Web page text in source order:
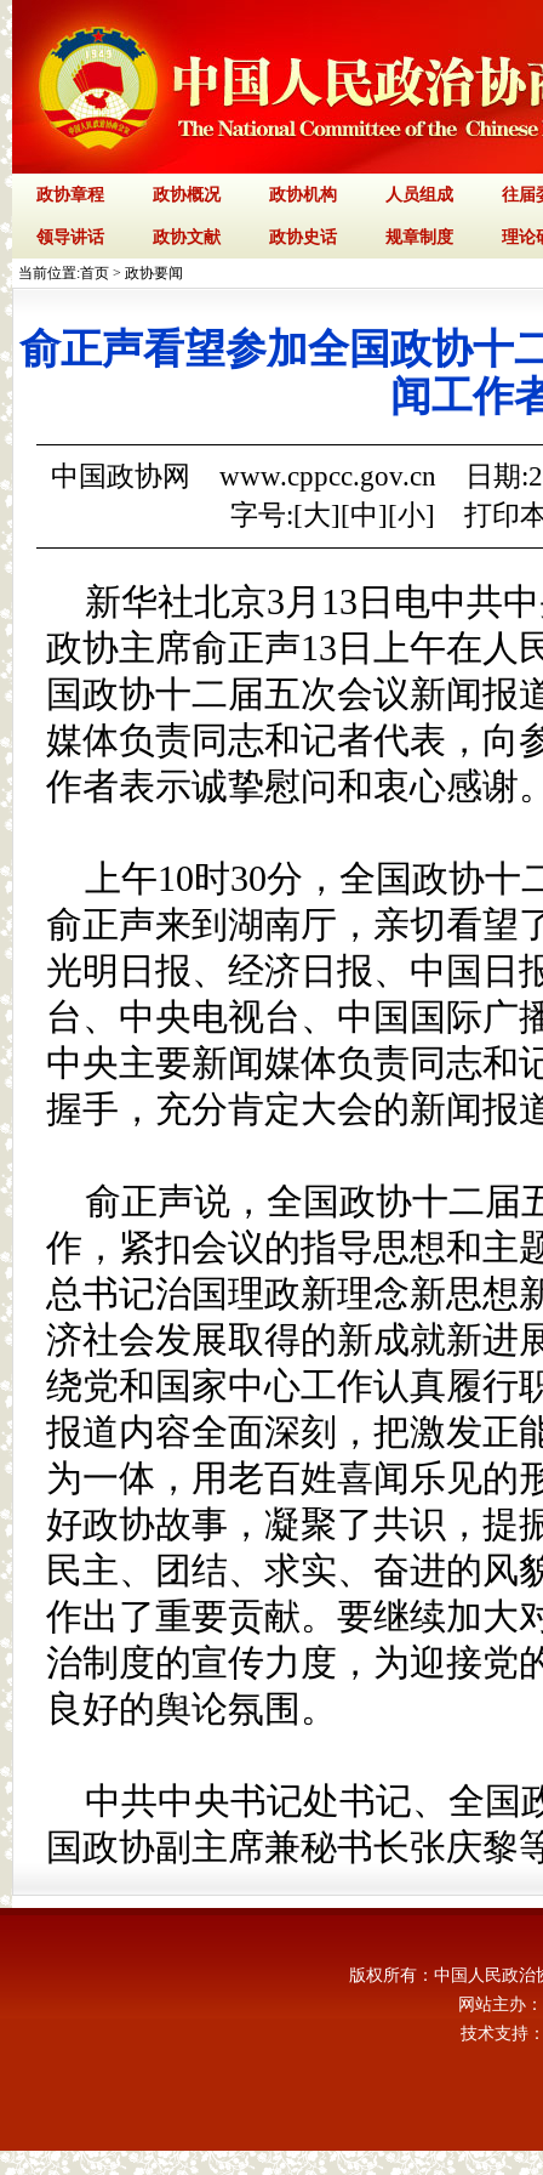
政协章程 政协概况 政协机构 人员组成 往届
领导讲话 政协文献 政协史话 规章制度 理论
当前位置:首页 > 政协要闻
俞正声看望参加全国政协十
闻工作
中国政协网 www.cppcc.gov.cn 日期
字号:[大][中][小] 打印
新华社北京3月13日电中共
政协主席俞正声13日上午在人
国政协十二届五次会议新闻报
媒体负责同志和记者代表，向
作者表示诚挚慰问和衷心感谢
上午10时30分，全国政协十
俞正声来到湖南厅，亲切看望
光明日报、经济日报、中国日
台、中央电视台、中国国际广
中央主要新闻媒体负责同志和
握手，充分肯定大会的新闻报
俞正声说，全国政协十二届
作，紧扣会议的指导思想和主
总书记治国理政新理念新思想
济社会发展取得的新成就新进
绕党和国家中心工作认真履行
报道内容全面深刻，把激发正
为一体，用老百姓喜闻乐见的
好政协故事，凝聚了共识，提
民主、团结、求实、奋进的风
作出了重要贡献。要继续加大
治制度的宣传力度，为迎接党
良好的舆论氛围。
中共中央书记处书记、全国
国政协副主席兼秘书长张庆黎
版权所有：中国人民政
网站主办
技术支持